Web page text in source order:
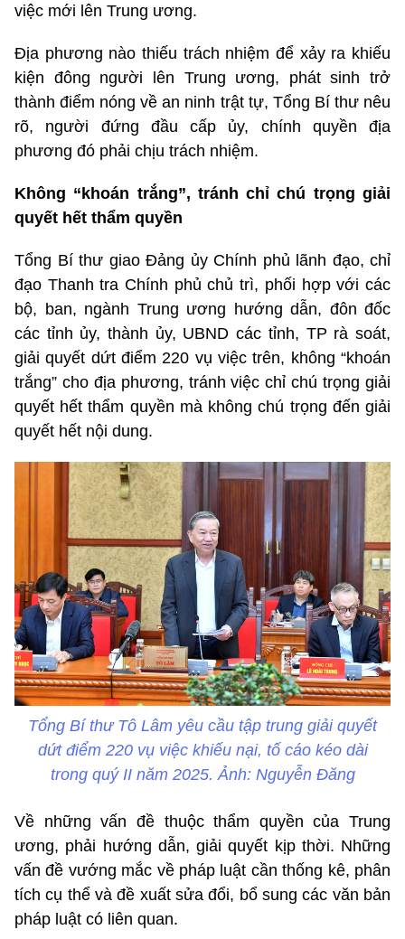
việc mới lên Trung ương.
Địa phương nào thiếu trách nhiệm để xảy ra khiếu
kiện đông người lên Trung ương, phát sinh trở
thành điểm nóng về an ninh trật tự, Tổng Bí thư nêu
rõ, người đứng đầu cấp ủy, chính quyền địa
phương đó phải chịu trách nhiệm.
Không “khoán trắng”, tránh chỉ chú trọng giải
quyết hết thẩm quyền
Tổng Bí thư giao Đảng ủy Chính phủ lãnh đạo, chỉ
đạo Thanh tra Chính phủ chủ trì, phối hợp với các
bộ, ban, ngành Trung ương hướng dẫn, đôn đốc
các tỉnh ủy, thành ủy, UBND các tỉnh, TP rà soát,
giải quyết dứt điểm 220 vụ việc trên, không “khoán
trắng” cho địa phương, tránh việc chỉ chú trọng giải
quyết hết thẩm quyền mà không chú trọng đến giải
quyết hết nội dung.
Tổng Bí thư Tô Lâm yêu cầu tập trung giải quyết
dứt điểm 220 vụ việc khiếu nại, tố cáo kéo dài
trong quý II năm 2025. Ảnh: Nguyễn Đăng
Về những vấn đề thuộc thẩm quyền của Trung
ương, phải hướng dẫn, giải quyết kịp thời. Những
vấn đề vướng mắc về pháp luật cần thống kê, phân
tích cụ thể và đề xuất sửa đổi, bổ sung các văn bản
pháp luật có liên quan.